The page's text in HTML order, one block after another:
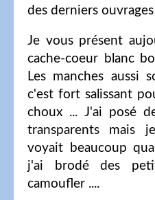
des derniers ouvrages
Je vous présent
cache-coeur blanc
Les manches aussi
c'est fort salissant
choux ... J'ai posé
transparents mais
voyait beaucoup
j'ai brodé des
camoufler ....